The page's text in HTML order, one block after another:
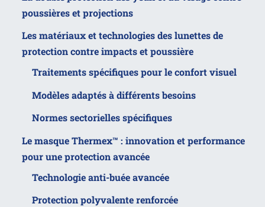
poussières et projections
Les matériaux et technologies des lunettes de
protection contre impacts et poussière
Traitements spécifiques pour le confort visuel
Modèles adaptés à différents besoins
Normes sectorielles spécifiques
Le masque Thermex™ : innovation et performance
pour une protection avancée
Technologie anti-buée avancée
Protection polyvalente renforcée